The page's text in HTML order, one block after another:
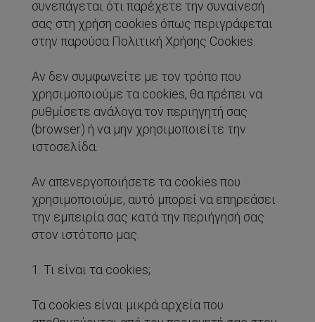
συνεπάγεται ότι παρέχετε την συναίνεσή
σας στη χρήση cookies όπως περιγράφεται
στην παρούσα Πολιτική Xρήσης Cookies.
Αν δεν συμφωνείτε με τον τρόπο που
χρησιμοποιούμε τα cookies, θα πρέπει να
ρυθμίσετε ανάλογα τον περιηγητή σας
(browser) ή να μην χρησιμοποιείτε την
ιστοσελίδα.
Αν απενεργοποιήσετε τα cookies που
χρησιμοποιούμε, αυτό μπορεί να επηρεάσει
την εμπειρία σας κατά την περιήγησή σας
στον ιστότοπο μας.
1. Τι είναι τα cookies;
Τα cookies είναι μικρά αρχεία που